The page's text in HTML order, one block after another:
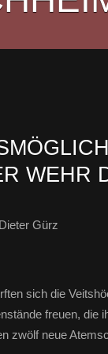
WEHR
Gürz
sich die
freuen, die
zwölf neue